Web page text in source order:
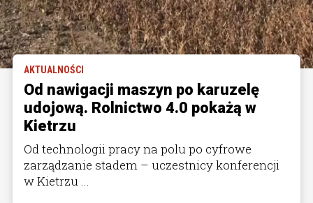
AKTUALNOŚCI
Od nawigacji maszyn po karuzelę
udojową. Rolnictwo 4.0 pokażą w
Kietrzu
Od technologii pracy na polu po cyfrowe
zarządzanie stadem – uczestnicy konferencji
w Kietrzu ...